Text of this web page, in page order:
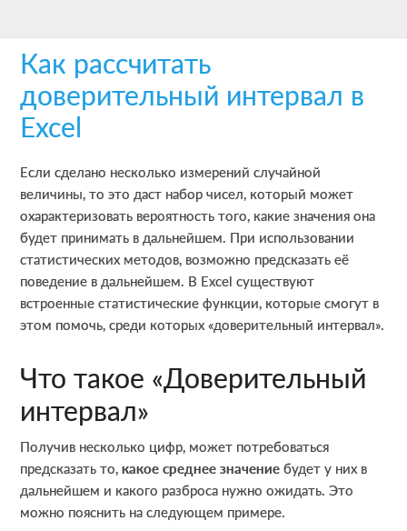
main
content
primary
sidebar
footerКак рассчитать
доверительный интервал в
Excel
Если сделано несколько измерений случайной
величины, то это даст набор чисел, который может
охарактеризовать вероятность того, какие значения она
будет принимать в дальнейшем. При использовании
статистических методов, возможно предсказать её
поведение в дальнейшем. В Excel существуют
встроенные статистические функции, которые смогут в
этом помочь, среди которых «доверительный интервал».
Что такое «Доверительный
интервал»
Получив несколько цифр, может потребоваться
предсказать то,какое среднее значениебудет у них в
дальнейшем и какого разброса нужно ожидать. Это
можно пояснить на следующем примере.